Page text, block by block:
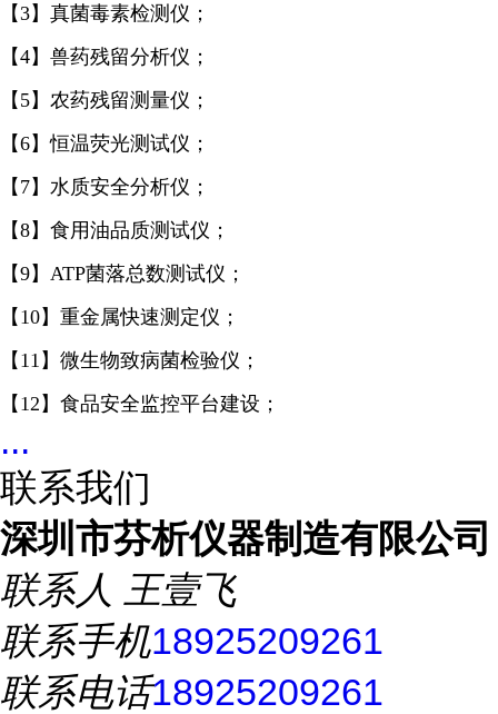
【3】真菌毒素检测仪；
【4】兽药残留分析仪；
【5】农药残留测量仪；
【6】恒温荧光测试仪；
【7】水质安全分析仪；
【8】食用油品质测试仪；
【9】ATP菌落总数测试仪；
【10】重金属快速测定仪；
【11】微生物致病菌检验仪；
【12】食品安全监控平台建设 ；
...
联系我们
深圳市芬析仪器制造有限公司
联系人 王壹飞
联系手机18925209261
联系电话18925209261